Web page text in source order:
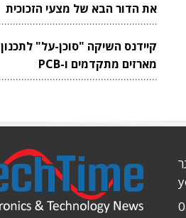
את הדור הבא של מצעי הזכוכית
לשבבים
קיידנס השיקה "סוכן-על" לתכנון
מארזים מתקדמים ו-PCB